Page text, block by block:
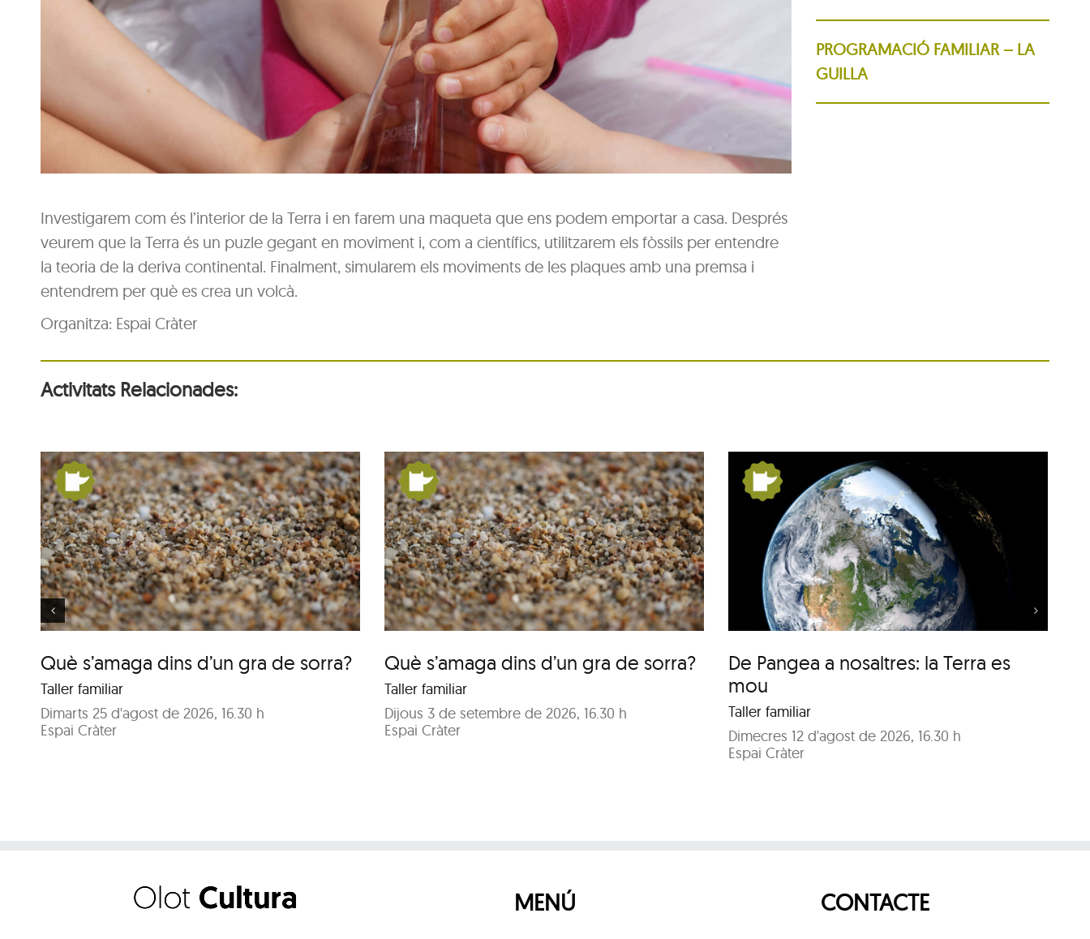
Investigarem com és l’interior de la Terra i en farem una maqueta que ens podem emportar a casa. Després
veurem que la Terra és un puzle gegant en moviment i, com a científics, utilitzarem els fòssils per entendre
la teoria de la deriva continental. Finalment, simularem els moviments de les plaques amb una premsa i
entendrem per què es crea un volcà.
Organitza: Espai Cràter
PROGRAMACIÓ FAMILIAR – LA
GUILLA
Activitats Relacionades:
Què s’amaga dins d’un gra de sorra?
Taller familiar
Dimarts 25 d'agost de 2026, 16.30 h
Espai Cràter
Què s’amaga dins d’un
gra de sorra?
Què s’amaga dins d’un gra de sorra?
Taller familiar
Dijous 3 de setembre de 2026, 16.30 h
Espai Cràter
De Pangea a nosaltres: la
Terra es mou
De Pangea a nosaltres: la Terra es
mou
Taller familiar
Dimecres 12 d'agost de 2026, 16.30 h
Espai Cràter
De Pangea a nosaltres: la
Terra es mou
MENÚ CONTACTE